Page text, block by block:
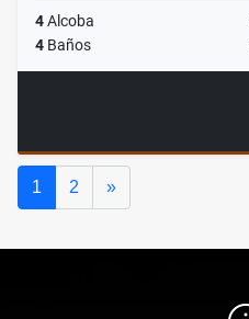
4Alcoba
4 Baños
1 2 »Siguiente